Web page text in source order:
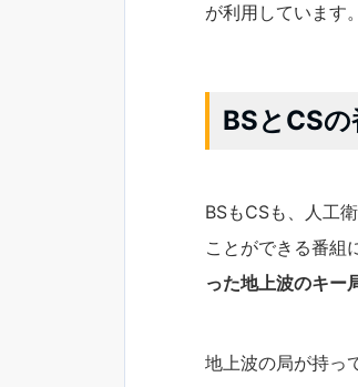
が利用しています。
BSとCS
BSもCSも、人工
ことができる番組
った地上波のキー
地上波の局が持っ